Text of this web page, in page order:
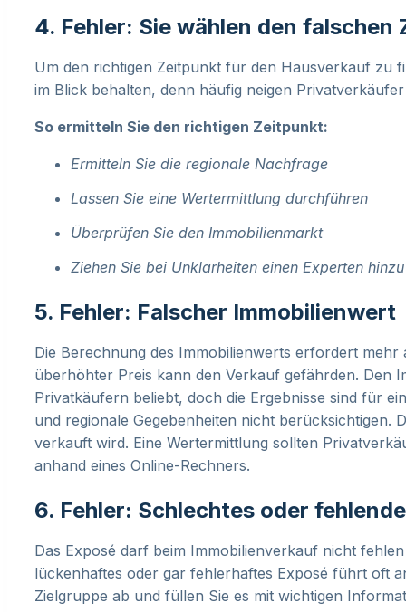
4. Fehler: Sie wählen den
Um den richtigen Zeitpunkt für den Hausverkauf zu
im Blick behalten, denn häufig neigen
So ermitteln Sie den richtigen Zeitpunkt:
Ermitteln Sie die regionale Nachfrage
Lassen Sie eine Wertermittlung durchführen
Überprüfen Sie den Immobilienmarkt
Ziehen Sie bei Unklarheiten einen Experten
5. Fehler: Falscher Immobilienwert
Die Berechnung des Immobilienwerts erfordert
überhöhter Preis kann den Verkauf gefährden. Den
Privatkäufern beliebt, doch die Ergebnisse sind für
und regionale Gegebenheiten nicht berücksichtigen.
verkauft wird. Eine Wertermittlung sollten
anhand eines Online-Rechners.
6. Fehler: Schlechtes oder
Das Exposé darf beim Immobilienverkauf nicht
lückenhaftes oder gar fehlerhaftes Exposé führt oft
Zielgruppe ab und füllen Sie es mit wichtigen